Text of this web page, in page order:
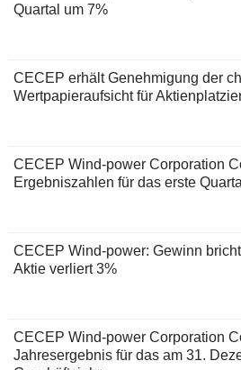
Quartal um 7%
CECEP erhält Genehmigung der
Wertpapieraufsicht für
CECEP Wind-power Corporation
Ergebniszahlen für das erste
CECEP Wind-power: Gewinn
Aktie verliert 3%
CECEP Wind-power Corporation
Jahresergebnis für das am 31.